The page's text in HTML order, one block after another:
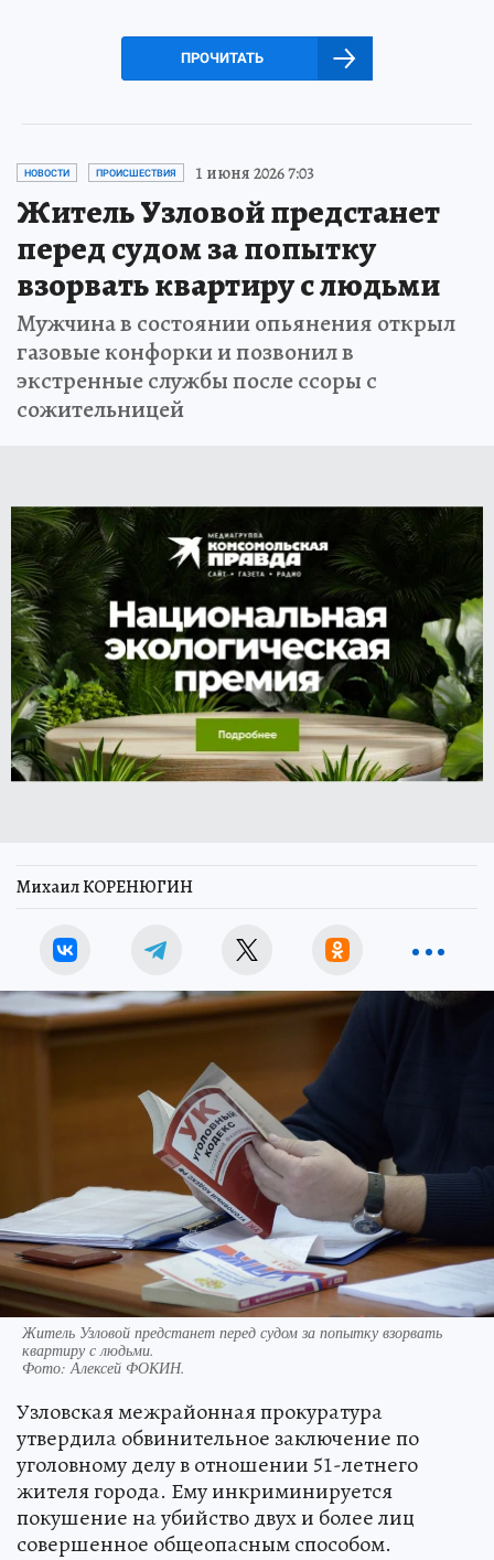
ПРОЧИТАТЬ
НОВОСТИ ПРОИСШЕСТВИЯ 1 июня 2026 7:03
Житель Узловой предстанет
перед судом за попытку
взорвать квартиру с людьми
Мужчина в состоянии опьянения открыл
газовые конфорки и позвонил в
экстренные службы после ссоры с
сожительницей
Михаил КОРЕНЮГИН
Житель Узловой предстанет перед судом за попытку взорвать
квартиру с людьми.
Фото: Алексей ФОКИН.
Узловская межрайонная прокуратура
утвердила обвинительное заключение по
уголовному делу в отношении 51-летнего
жителя города. Ему инкриминируется
покушение на убийство двух и более лиц
совершенное общеопасным способом.